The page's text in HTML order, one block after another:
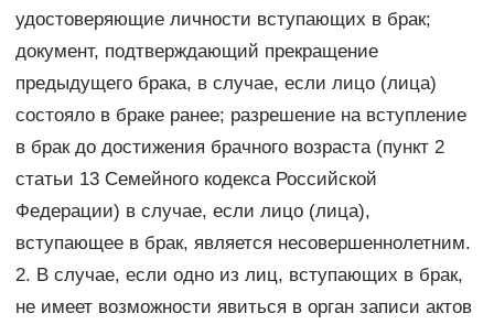
удостоверяющие личности вступающих в брак;
документ, подтверждающий прекращение
предыдущего брака, в случае, если лицо (лица)
состояло в браке ранее; разрешение на вступление
в брак до достижения брачного возраста (пункт 2
статьи 13 Семейного кодекса Российской
Федерации) в случае, если лицо (лица),
вступающее в брак, является несовершеннолетним.
2. В случае, если одно из лиц, вступающих в брак,
не имеет возможности явиться в орган записи актов